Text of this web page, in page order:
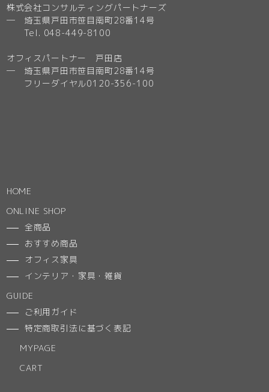
株式会社コンサルティングパートナーズ
─ 埼玉県戸田市笹目南町28番14号
Tel. 048-449-8100
オフィスパートナー 戸田店
─ 埼玉県戸田市笹目南町28番14号
フリーダイヤル0120-356-100
HOME
ONLINE SHOP
全商品
おすすめ商品
オフィス家具
インテリア・家具・雑貨
GUIDE
ご利用ガイド
特定商取引法に基づく表記
MYPAGE
CART